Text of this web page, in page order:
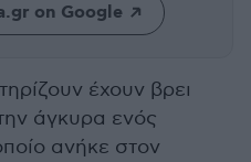
on Google
έχουν βρει
άγκυρα ενός
ανήκε στον